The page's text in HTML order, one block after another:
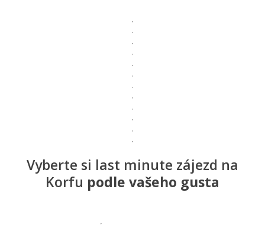
Vyberte si last minute zájezd na
Korfu podle vašeho gusta